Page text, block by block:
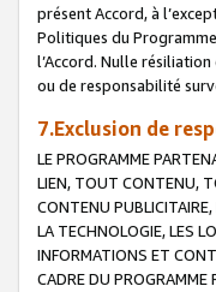
présent Accord, à
Politiques du
l’Accord. Nulle
ou de responsabilité
7.Exclusion de
LE PROGRAMME
LIEN, TOUT CONTENU,
CONTENU
LA TECHNOLOGIE, LES
INFORMATIONS ET
CADRE DU PROGRAMME